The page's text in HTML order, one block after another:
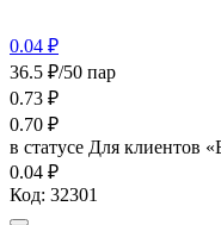
0.04 ₽
36.5 ₽/50 пар
0.73 ₽
0.70 ₽
в статусе Для клиентов
0.04 ₽
Код: 32301